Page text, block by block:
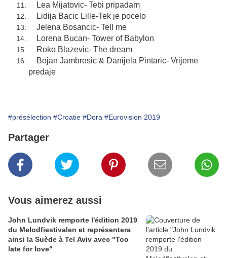
Lea Mijatovic- Tebi pripadam
Lidija Bacic Lille-Tek je pocelo
Jelena Bosancic- Tell me
Lorena Bucan- Tower of Babylon
Roko Blazevic- The dream
Bojan Jambrosic & Danijela Pintaric- Vrijeme
predaje
#présélection #Croatie #Dora #Eurovision 2019
Partager
Vous aimerez aussi
John Lundvik remporte l'édition 2019
du Melodfiestivalen et représentera
ainsi la Suède à Tel Aviv avec "Too
late for love"